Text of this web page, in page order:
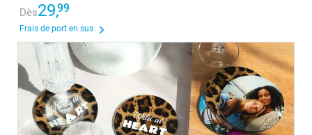
Dès29,99
Frais de port en sus